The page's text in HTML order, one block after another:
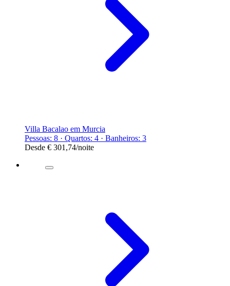
Villa Bacalao em Murcia
Pessoas: 8 · Quartos: 4 · Banheiros: 3
Desde € 301,74/noite